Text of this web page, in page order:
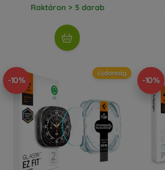
Raktáron > 5 darab
-10%
Újdonság
-10%